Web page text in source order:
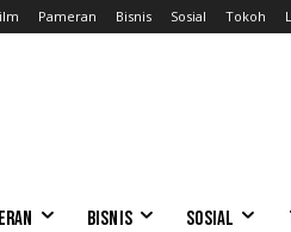
Pameran Bisnis Sosial Tokoh
BISNIS SOSIAL